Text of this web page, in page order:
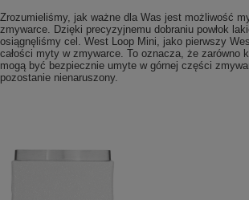
Zrozumieliśmy, jak ważne dla Was jest możliwość
zmywarce. Dzięki precyzyjnemu dobraniu powłok
osiągnęliśmy cel. West Loop Mini, jako pierwszy
całości myty w zmywarce. To oznacza, że zarówno
mogą być bezpiecznie umyte w górnej części
pozostanie nienaruszony.